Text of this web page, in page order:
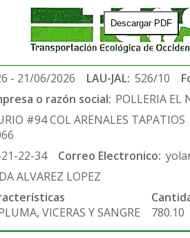
Descargar PDF
- 21/06/2026 LAU-JAL: 526/10
o razón social: POLLERIA EL
#94 COL ARENALES TAPATIOS
22-34 Correo Electronico:
ALVAREZ LOPEZ
VICERAS Y SANGRE
780.10